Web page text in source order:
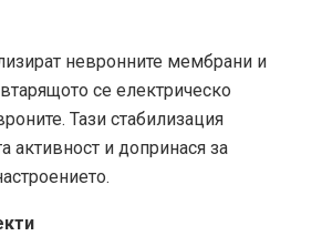
невронните мембрани и
се електрическо
Тази стабилизация
активност и допринася за